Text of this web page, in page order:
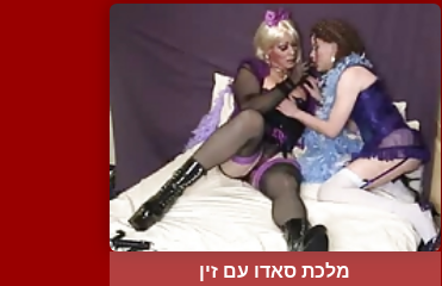
מלכת סאדו עם זין